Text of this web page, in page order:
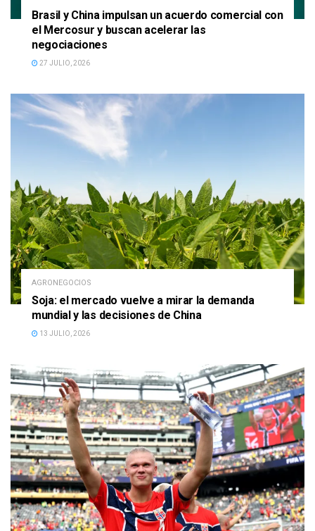
Brasil y China impulsan un acuerdo comercial con
el Mercosur y buscan acelerar las
negociaciones
27 JULIO, 2026
AGRONEGOCIOS
Soja: el mercado vuelve a mirar la demanda
mundial y las decisiones de China
13 JULIO, 2026